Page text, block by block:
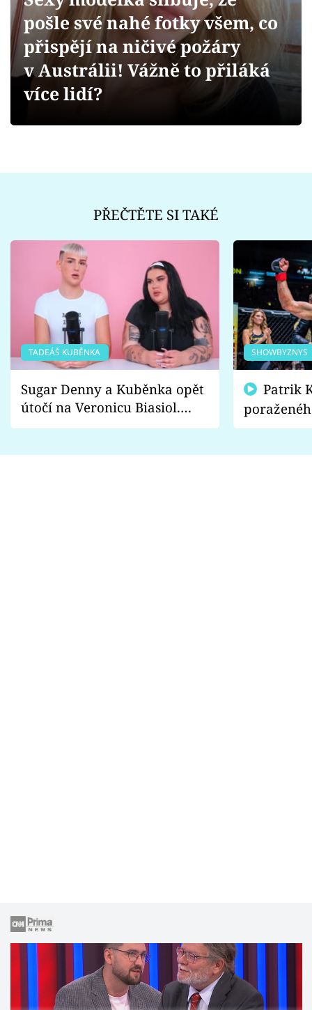
Videa
Sledujte prima+
pošle své nahé fotky všem, co
přispějí na ničivé požáry
v Austrálii! Vážně to přiláká
více lidí?
PŘEČTĚTE SI TAKÉ
TADEÁŠ KUBĚNKA
Sugar Denny a Kuběnka opět
útočí na Veronicu Biasiol.
Proč je podle nich falešná a
SHOWBYZNYS
fanoušci